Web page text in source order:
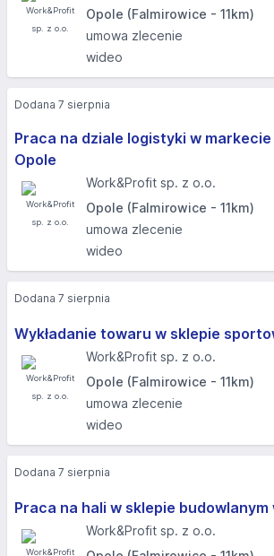
Opole (Falmirowice - 11km)
umowa zlecenie
wideo
Praca na dziale logistyki w
Opole
Work&Profit sp. z o.o.
Opole (Falmirowice - 11km)
umowa zlecenie
wideo
Dodana 7 sierpnia
Wykładanie towaru w sklepie
Work&Profit sp. z o.o.
Opole (Falmirowice - 11km)
umowa zlecenie
wideo
Dodana 7 sierpnia
Praca na hali w sklepie budowlanym
Work&Profit sp. z o.o.
Dodana 7 sierpnia